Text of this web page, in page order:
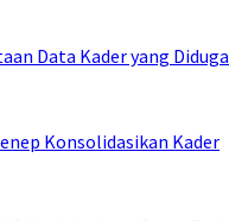
Data Kader yang
Konsolidasikan Kader